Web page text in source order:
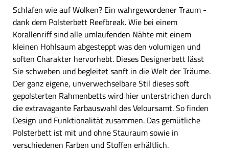
Schlafen wie auf Wolken? Ein wahrgewordener Traum -
dank dem Polsterbett Reefbreak. Wie bei einem
Korallenriff sind alle umlaufenden Nähte mit einem
kleinen Hohlsaum abgesteppt was den volumigen und
soften Charakter hervorhebt. Dieses Designerbett lässt
Sie schweben und begleitet sanft in die Welt der Träume.
Der ganz eigene, unverwechselbare Stil dieses soft
gepolsterten Rahmenbetts wird hier unterstrichen durch
die extravagante Farbauswahl des Veloursamt. So finden
Design und Funktionalität zusammen. Das gemütliche
Polsterbett ist mit und ohne Stauraum sowie in
verschiedenen Farben und Stoffen erhältlich.